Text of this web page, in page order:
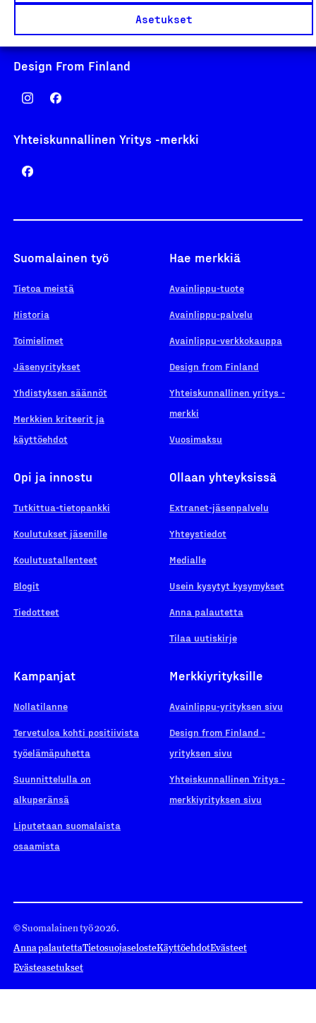
Asetukset
Design From Finland
Yhteiskunnallinen Yritys -merkki
Suomalainen työ
Tietoa meistä
Historia
Toimielimet
Jäsenyritykset
Yhdistyksen säännöt
Merkkien kriteerit ja
käyttöehdot
Hae merkkiä
Avainlippu-tuote
Avainlippu-palvelu
Avainlippu-verkkokauppa
Design from Finland
Yhteiskunnallinen yritys -
merkki
Vuosimaksu
Opi ja innostu
Tutkittua-tietopankki
Koulutukset jäsenille
Koulutustallenteet
Blogit
Tiedotteet
Ollaan yhteyksissä
Extranet-jäsenpalvelu
Yhteystiedot
Medialle
Usein kysytyt kysymykset
Anna palautetta
Tilaa uutiskirje
Kampanjat
Nollatilanne
Tervetuloa kohti positiivista
työelämäpuhetta
Suunnittelulla on
alkuperänsä
Liputetaan suomalaista
osaamista
Merkkiyrityksille
Avainlippu-yrityksen sivu
Design from Finland -
yrityksen sivu
Yhteiskunnallinen Yritys -
merkkiyrityksen sivu
© Suomalainen työ 2026.
Anna palautettaTietosuojaselosteKäyttöehdotEvästeet
Evästeasetukset